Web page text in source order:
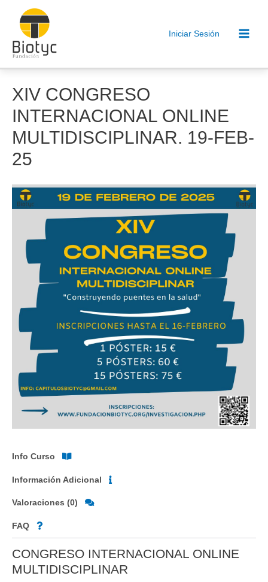
contenido
Iniciar Sesión
XIV CONGRESO
INTERNACIONAL ONLINE
MULTIDISCIPLINAR. 19-FEB-
25
Info Curso
Información Adicional
Valoraciones (0)
FAQ
CONGRESO INTERNACIONAL ONLINE
MULTIDISCIPLINAR